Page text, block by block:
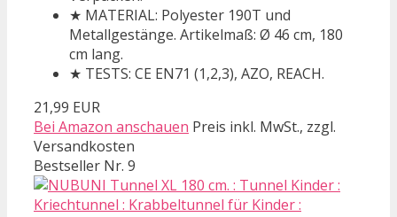
★ MATERIAL: Polyester 190T und
Metallgestänge. Artikelmaß: Ø 46 cm, 180
cm lang.
★ TESTS: CE EN71 (1,2,3), AZO, REACH.
21,99 EUR
Bei Amazon anschauen Preis inkl. MwSt., zzgl.
Versandkosten
Bestseller Nr. 9